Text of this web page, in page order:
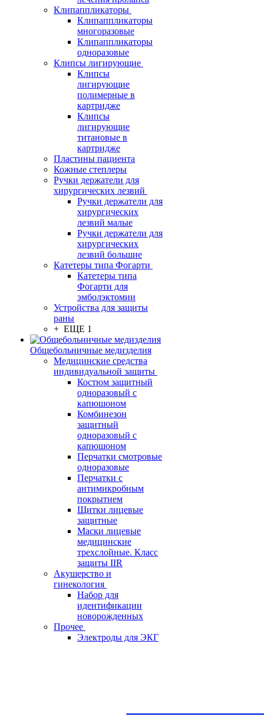
Клипаппликаторы
Клипаппликаторы
многоразовые
Клипаппликаторы
одноразовые
Клипсы лигирующие
Клипсы
лигирующие
полимерные в
картридже
Клипсы
лигирующие
титановые в
картридже
Пластины пациента
Кожные степлеры
Ручки держатели для
хирургических лезвий
Ручки держатели для
хирургических
лезвий малые
Ручки держатели для
хирургических
лезвий большие
Катетеры типа Фогарти
Катетеры типа
Фогарти для
эмболэктомии
Устройства для защиты
раны
+ ЕЩЕ 1
Общебольничные медизделия
Медицинские средства
индивидуальной защиты
Костюм защитный
одноразовый с
капюшоном
Комбинезон
защитный
одноразовый с
капюшоном
Перчатки смотровые
одноразовые
Перчатки с
антимикробным
покрытием
Щитки лицевые
защитные
Маски лицевые
медицинские
трехслойные. Класс
защиты IIR
Акушерство и
гинекология
Набор для
идентификации
новорожденных
Прочее
Электроды для ЭКГ